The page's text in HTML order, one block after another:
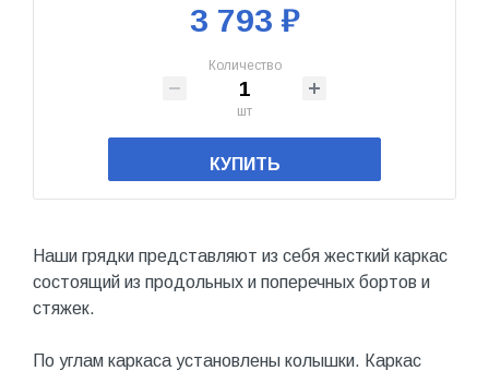
3 793 ₽
Количество
шт
КУПИТЬ
Наши грядки представляют из себя жесткий каркас
состоящий из продольных и поперечных бортов и
стяжек.
По углам каркаса установлены колышки. Каркас